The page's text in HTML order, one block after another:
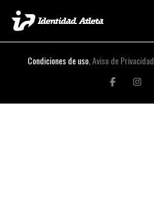
Condiciones de uso. Aviso de Privacidad.